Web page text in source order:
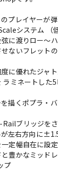
プレイヤーが
システム （
に渡りロー～
ないフレット
に優れたジャ
ミネートした5
描くポプラ・
ブリッジを
が左右方向に
定幅自在に設定
豊かなミッド
プ